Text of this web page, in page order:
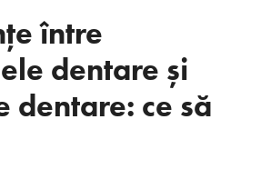
între
dentare și
dentare: ce să